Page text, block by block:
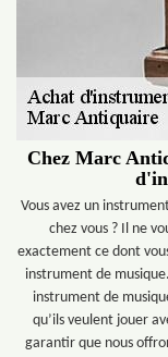
Chez Marc
Vous avez un
chez vous ? Il ne
exactement ce dont
instrument de
instrument de
qu’ils veulent jouer
garantir que nous